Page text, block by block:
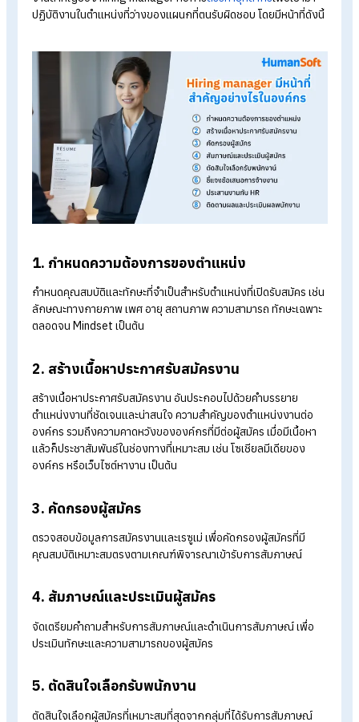
โปรแกรมคำนวณเงินเดือนอัตโนมัติ
ระบบลงเวลาทำงานออนไลน์
ราคาโปรแกรมเงินเดือน เริ่มต้น 590 บาท/เดือน
ทดลองใช้งานฟรี 30 วัน
Hiring manager มีหน้าที่สำคัญอย่างไร
องค์กร
งานสำคัญของ hiring manager คือการสรรหาบุคลากร
ปฏิบัติงานในตำแหน่งที่ว่างของแผนกที่ตนรับผิดชอบ โดยมีหน้าที่
1. กำหนดความต้องการของตำแหน่ง
กำหนดคุณสมบัติและทักษะที่จำเป็นสำหรับตำแหน่งที่เปิดรับสมัคร
ลักษณะทางกายภาพ เพศ อายุ สถานภาพ ความสามารถ ทักษะเฉพ
ตลอดจน Mindset เป็นต้น
2. สร้างเนื้อหาประกาศรับสมัครงาน
สร้างเนื้อหาประกาศรับสมัครงาน อันประกอบไปด้วยคำบรรยาย